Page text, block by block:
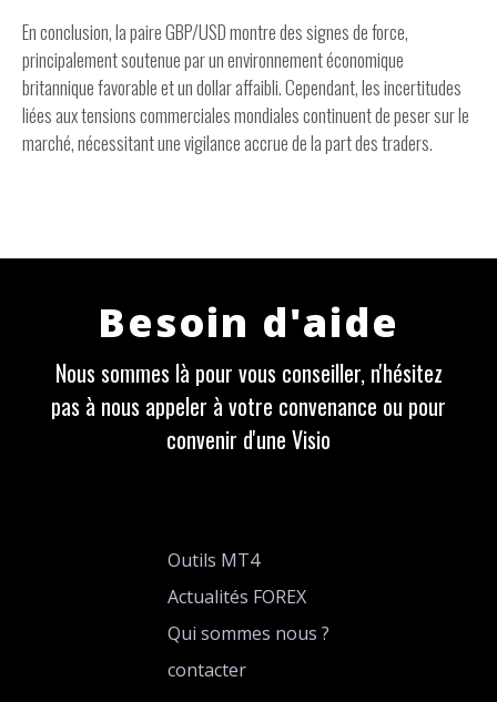
En conclusion, la paire GBP/USD montre des signes de force,
principalement soutenue par un environnement économique
britannique favorable et un dollar affaibli. Cependant, les incertitudes
liées aux tensions commerciales mondiales continuent de peser sur le
marché, nécessitant une vigilance accrue de la part des traders.
Besoin d'aide
Nous sommes là pour vous conseiller, n'hésitez
pas à nous appeler à votre convenance ou pour
convenir d'une Visio
Outils MT4
Actualités FOREX
Qui sommes nous ?
contacter